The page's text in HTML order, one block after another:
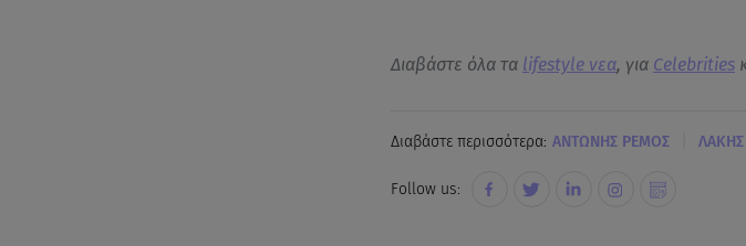
Διαβάστε όλα τα lifestyle νεα, για Celebrities
Διαβάστε περισσότερα: ΑΝΤΩΝΗΣ ΡΕΜΟΣ
Follow us: